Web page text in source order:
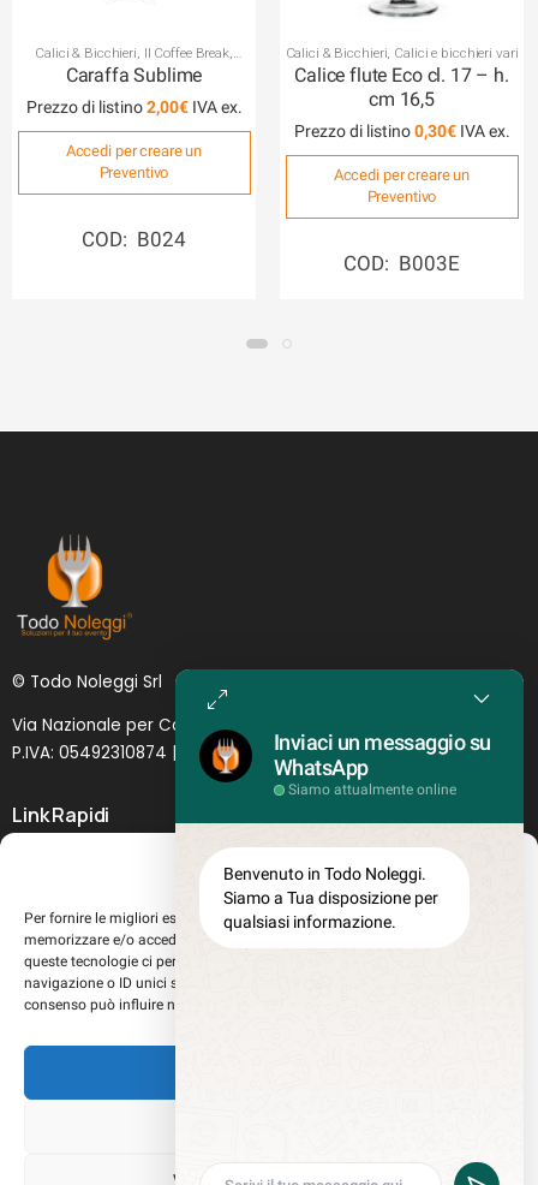
Gestisci Consenso
Per fornire le migliori esperienze, utilizziamo tecnologie come i cookie per
memorizzare e/o accedere alle informazioni del dispositivo. Il consenso a
queste tecnologie ci permetterà di elaborare dati come il comportamento di
navigazione o ID unici su questo sito. Non acconsentire o ritirare il
consenso può influire negativamente su alcune caratteristiche e funzioni.
Calici & Bicchieri Il Coffee Break
Caraffe
Caraffa Sublime
Prezzo di listino2,00€
Accedi per creare un
Preventivo
COD: B024
Calici & Bicchieri Calici e bicchieri vari
Calice flute Eco cl. 17 – h.
cm 16,5
Prezzo di listino0,30€
Accedi per creare un
Preventivo
COD: B003E
© Todo Noleggi Srl
Via Nazionale per Catania, 6 | 95024 - Acireale (CT)
P.IVA: 05492310874 | SDI: MJ1 O YNU (Lettera )
Link Rapidi
Chi siamo
Perché sceglierci
Registrati al sito
Lavora con noi
Misure teglie Gastronorm
Inviaci un messaggio su
WhatsApp
Siamo attualmente online
Benvenuto in Todo Noleggi.
Siamo a Tua disposizione per
qualsiasi informazione.